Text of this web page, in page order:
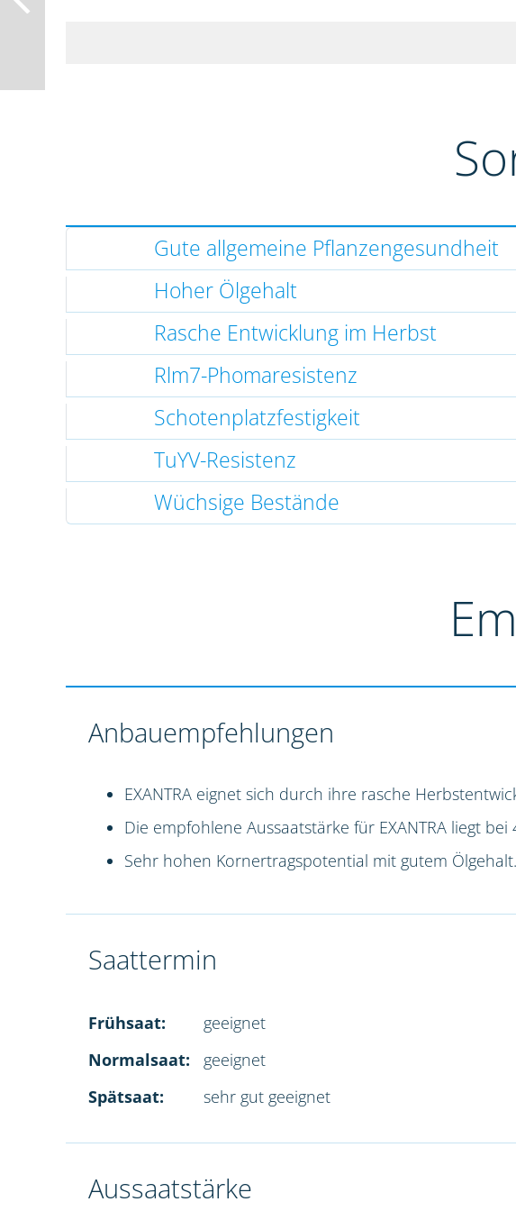
Gute allgemeine Pflanzengesundheit
Hoher Ölgehalt
Rasche Entwicklung im Herbst
Rlm7-Phomaresistenz
Schotenplatzfestigkeit
TuYV-Resistenz
Wüchsige Bestände
Anbauempfehlungen
EXANTRA eignet sich durch ihre rasche
Die empfohlene Aussaatstärke für EXANTRA liegt
Sehr hohen Kornertragspotential mit gutem Ölgehalt.
Saattermin
Frühsaat:
geeignet
Normalsaat:
geeignet
Spätsaat:
sehr gut geeignet
Aussaatstärke